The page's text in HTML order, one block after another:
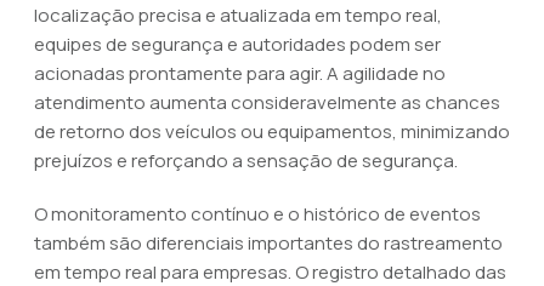
localização precisa e atualizada em tempo real,
equipes de segurança e autoridades podem ser
acionadas prontamente para agir. A agilidade no
atendimento aumenta consideravelmente as chances
de retorno dos veículos ou equipamentos, minimizando
prejuízos e reforçando a sensação de segurança.
O monitoramento contínuo e o histórico de eventos
também são diferenciais importantes do rastreamento
em tempo real para empresas. O registro detalhado das